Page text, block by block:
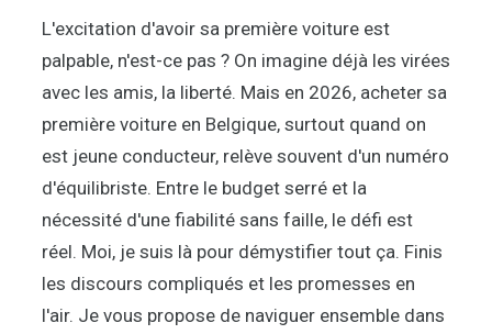
L'excitation d'avoir sa première voiture est
palpable, n'est-ce pas ? On imagine déjà les virées
avec les amis, la liberté. Mais en 2026, acheter sa
première voiture en Belgique, surtout quand on
est jeune conducteur, relève souvent d'un numéro
d'équilibriste. Entre le budget serré et la
nécessité d'une fiabilité sans faille, le défi est
réel. Moi, je suis là pour démystifier tout ça. Finis
les discours compliqués et les promesses en
l'air. Je vous propose de naviguer ensemble dans